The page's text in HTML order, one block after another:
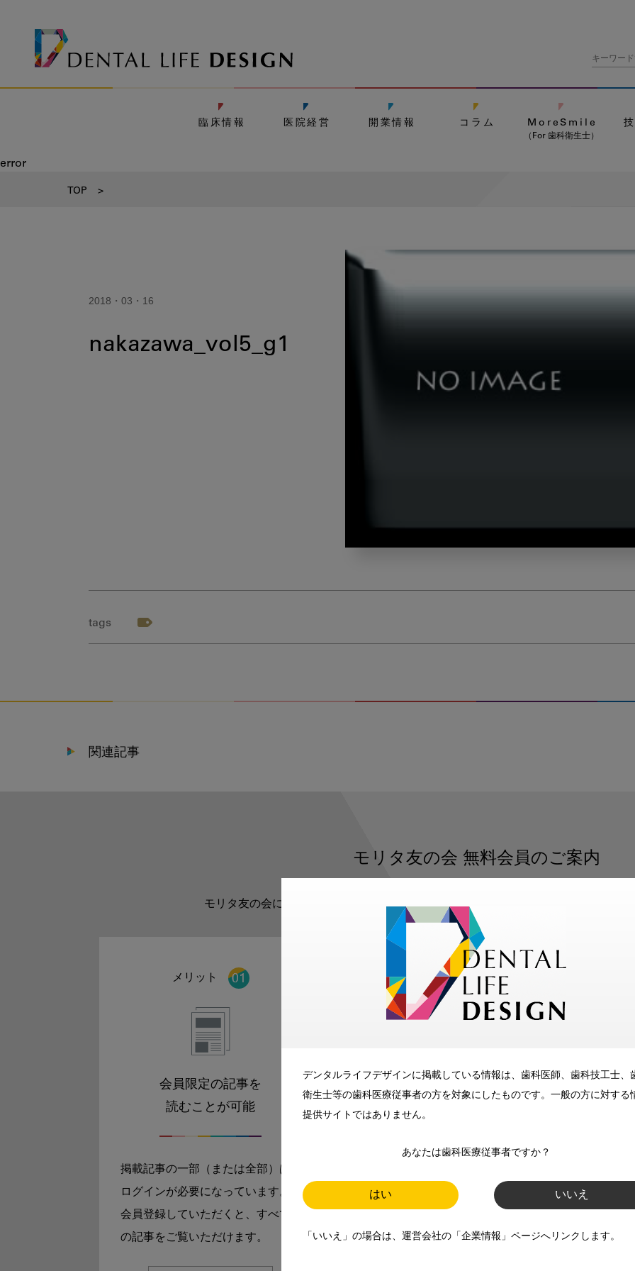
デンタルライフデザインに掲載している情報は、歯科医師、歯科技工士、
衛生士等の歯科医療従事者の方を対象にしたものです。一般の方に対する
提供サイトではありません。
あなたは歯科医療従事者ですか？
はい いいえ
「いいえ」の場合は、運営会社の「企業情報」ページへリンクします。
臨床情報 医院経営 開業情報 コラム MoreSmile
（For 歯科衛生士）
error
TOP >
2018・03・16
nakazawa_vol5_g1
tags
関連記事
モリタ友の会 無料会員のご案内
モリタ友の会に登録いただくと、デンタルライフデザインをもっと便利にご利用い
メリット
会員限定の記事を
読むことが可能
掲載記事の一部（または全部）は
ログインが必要になっています。
会員登録していただくと、すべて
の記事をご覧いただけます。
メリット
メールマガジンでお届け
師、歯科衛生士、歯科技工士）に
お届けします。